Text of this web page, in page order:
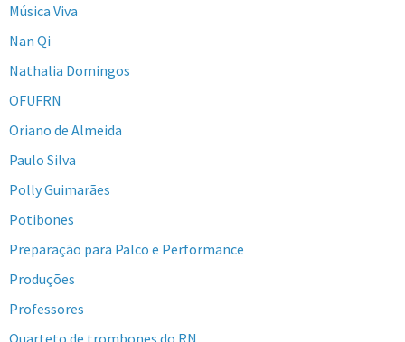
Música Viva
Nan Qi
Nathalia Domingos
OFUFRN
Oriano de Almeida
Paulo Silva
Polly Guimarães
Potibones
Preparação para Palco e Performance
Produções
Professores
Quarteto de trombones do RN